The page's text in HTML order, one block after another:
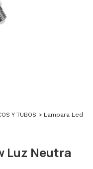
Y TUBOS > Lampara Led
Luz Neutra